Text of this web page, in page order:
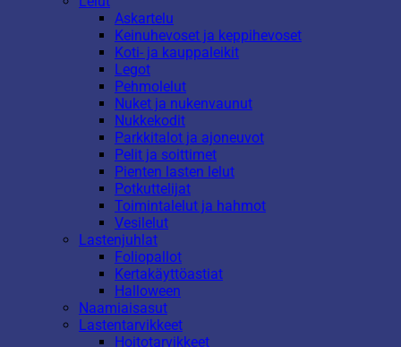
Askartelu
Keinuhevoset ja keppihevoset
Koti- ja kauppaleikit
Legot
Pehmolelut
Nuket ja nukenvaunut
Nukkekodit
Parkkitalot ja ajoneuvot
Pelit ja soittimet
Pienten lasten lelut
Potkuttelijat
Toimintalelut ja hahmot
Vesilelut
Lastenjuhlat
Foliopallot
Kertakäyttöastiat
Halloween
Naamiaisasut
Lastentarvikkeet
Hoitotarvikkeet